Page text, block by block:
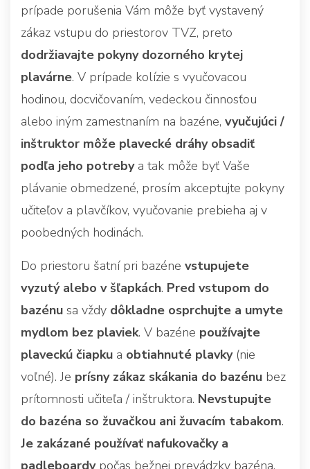
prípade porušenia Vám môže byť vystavený
zákaz vstupu do priestorov TVZ, preto
dodržiavajte pokyny dozorného krytej
plavárne. V prípade kolízie s vyučovacou
hodinou, docvičovaním, vedeckou činnosťou
alebo iným zamestnaním na bazéne, vyučujúci /
inštruktor môže plavecké dráhy obsadiť
podľa jeho potrebya tak môže byť Vaše
plávanie obmedzené, prosím akceptujte pokyny
učiteľov a plavčíkov, vyučovanie prebieha aj v
poobedných hodinách.
Do priestoru šatní pri bazéne vstupujete
vyzutý alebo v šľapkách. Pred vstupom do
bazénu sa vždy dôkladne osprchujte a umyte
mydlom bez plaviek. V bazéne používajte
plaveckú čiapku a obtiahnuté plavky(nie
voľné). Je prísny zákaz skákania do bazénu bez
prítomnosti učiteľa / inštruktora. Nevstupujte
do bazéna so žuvačkou ani žuvacím tabakom.
Je zakázané používať nafukovačky a
padleboardypočas bežnej prevádzky bazéna,